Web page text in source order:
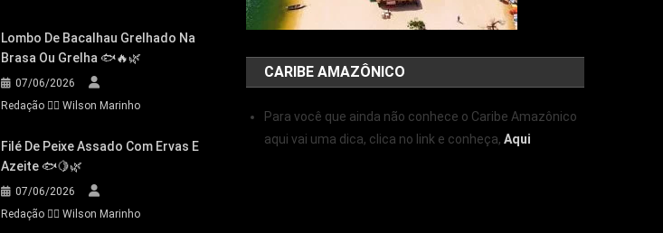
Lombo De Bacalhau Grelhado Na
Brasa Ou Grelha 🐟🔥🌿
07/06/2026
Redação 👨‍⚖️​ Wilson Marinho
Filé De Peixe Assado Com Ervas E
Azeite 🐟🍋🌿
07/06/2026
Redação 👨‍⚖️​ Wilson Marinho
CARIBE AMAZÔNICO
Para você que ainda não conhece o Caribe Amazônico
aqui vai uma dica, clica no link e conheça, Aqui